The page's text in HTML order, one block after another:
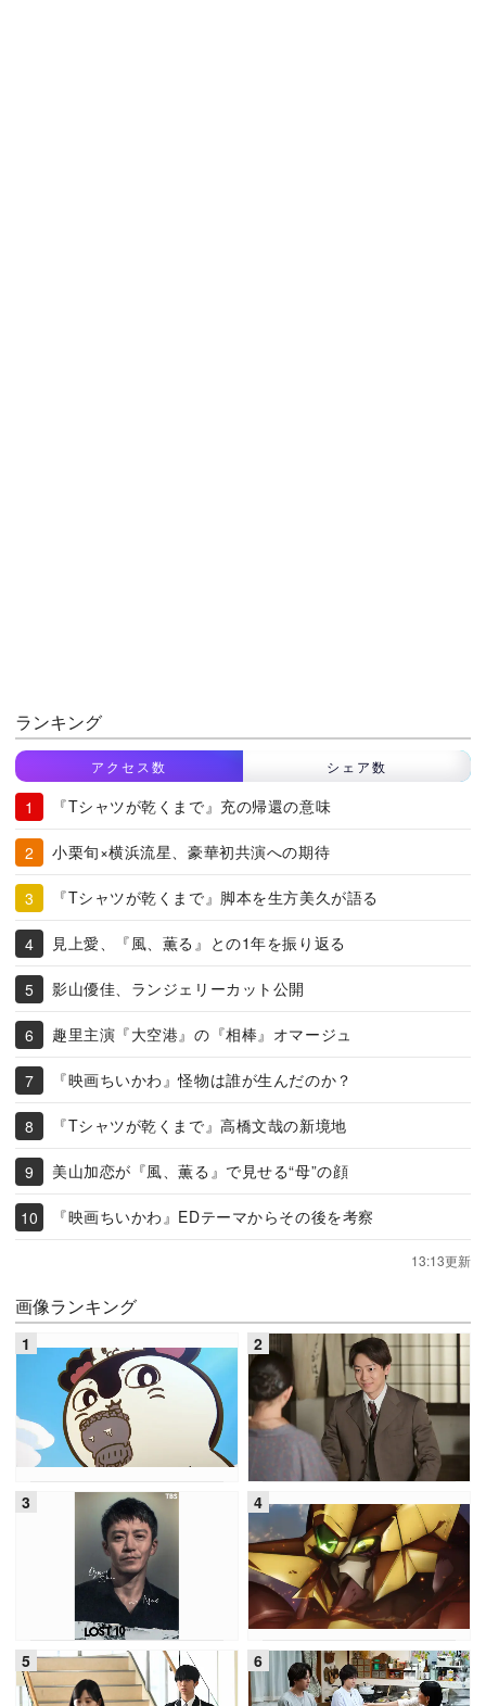
ランキング
アクセス数 シェア数
『Tシャツが乾くまで』充の帰還の意味
小栗旬×横浜流星、豪華初共演への期待
『Tシャツが乾くまで』脚本を生方美久が語る
見上愛、『風、薫る』との1年を振り返る
影山優佳、ランジェリーカット公開
趣里主演『大空港』の『相棒』オマージュ
『映画ちいかわ』怪物は誰が生んだのか？
『Tシャツが乾くまで』高橋文哉の新境地
美山加恋が『風、薫る』で見せる“母”の顔
『映画ちいかわ』EDテーマからその後を考察
13:13更新
画像ランキング